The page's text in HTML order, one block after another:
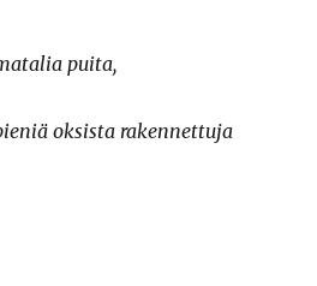
puita,
oksista rakennettuja